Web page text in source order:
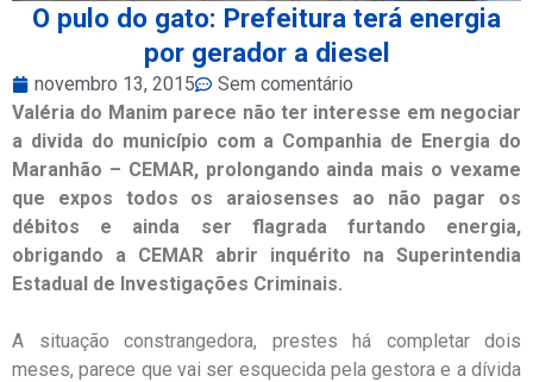
O pulo do gato: Prefeitura terá energia
por gerador a diesel
novembro 13, 2015
Sem comentário
Valéria do Manim parece não ter interesse em negociar
a divida do município com a Companhia de Energia do
Maranhão – CEMAR, prolongando ainda mais o vexame
que expos todos os araiosenses ao não pagar os
débitos e ainda ser flagrada furtando energia,
obrigando a CEMAR abrir inquérito na Superintendia
Estadual de Investigações Criminais.
A situação constrangedora, prestes há completar dois
meses, parece que vai ser esquecida pela gestora e a dívida